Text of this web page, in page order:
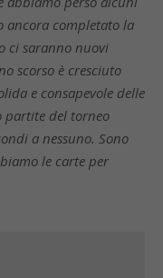
completato la
ci saranno nuovi
scorso è cresciuto
e consapevole delle
partite del torneo
a nessuno. Sono
le carte per